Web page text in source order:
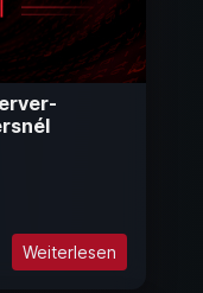
Weiterlesen